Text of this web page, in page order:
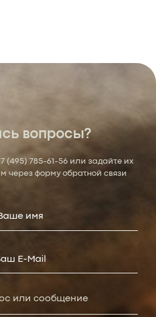
вопросы?
(495) 785-61-56 или задайте их
через форму обратной связи